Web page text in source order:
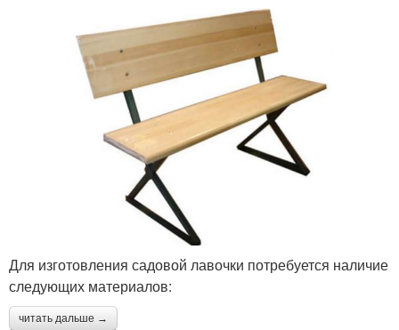
Для изготовления садовой лавочки потребуется наличие
следующих материалов:
читать дальше →